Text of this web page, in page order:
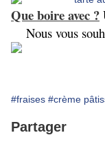
Que boire avec ?
Nous vous
#fraises #crème
Partager